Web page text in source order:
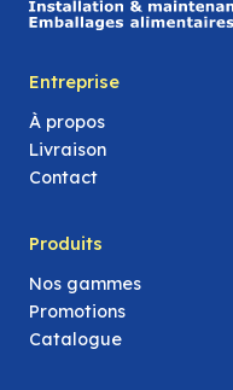
Entreprise
À propos
Livraison
Contact
Produits
Nos gammes
Promotions
Catalogue